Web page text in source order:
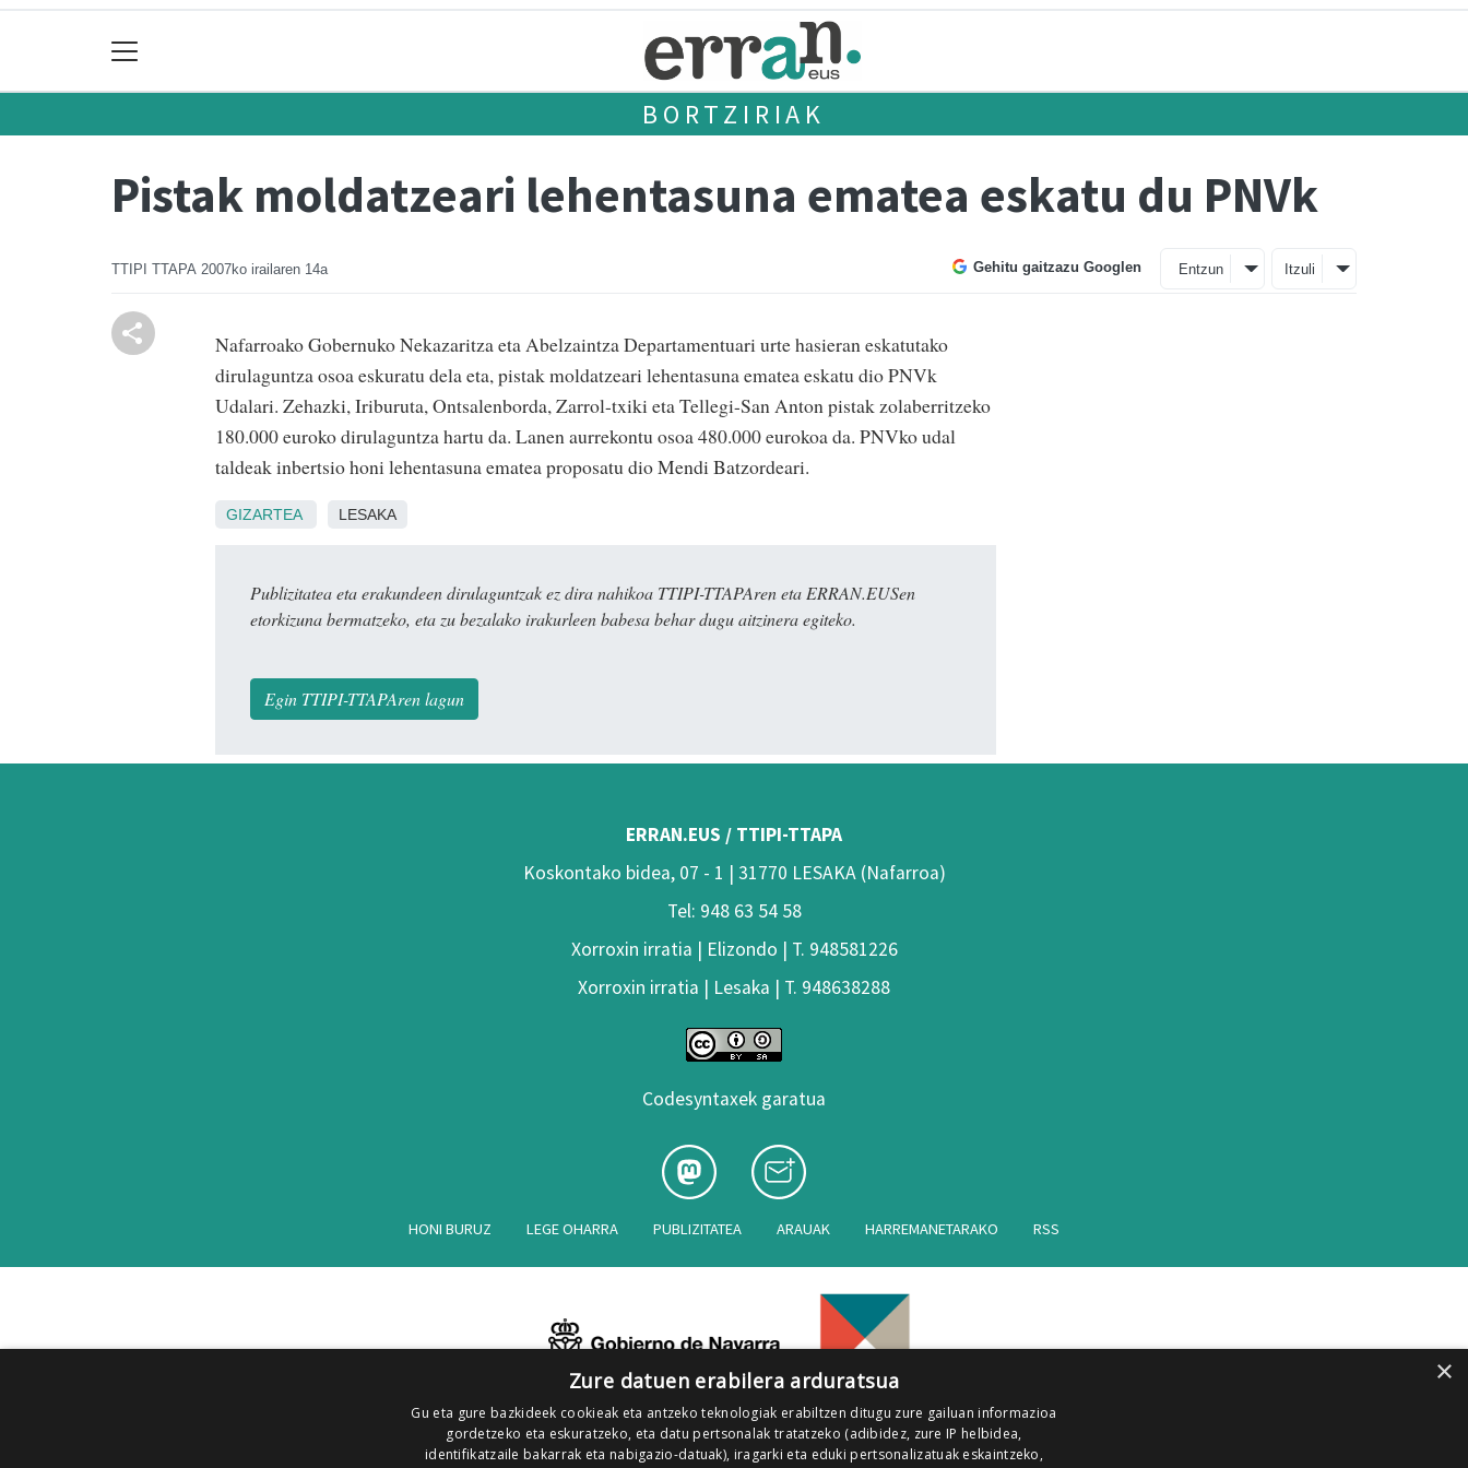
BORTZIRIAK
Pistak moldatzeari lehentasuna ematea eskatu du PNVk
TTIPI TTAPA 2007ko irailaren 14a Gehitu gaitzazu Googlen Entzun Itzuli
Nafarroako Gobernuko Nekazaritza eta Abelzaintza Departamentuari urte hasieran eskatutako
dirulaguntza osoa eskuratu dela eta, pistak moldatzeari lehentasuna ematea eskatu dio PNVk
Udalari. Zehazki, Iriburuta, Ontsalenborda, Zarrol-txiki eta Tellegi-San Anton pistak zolaberritzeko
180.000 euroko dirulaguntza hartu da. Lanen aurrekontu osoa 480.000 eurokoa da. PNVko udal
taldeak inbertsio honi lehentasuna ematea proposatu dio Mendi Batzordeari.
GIZARTEA LESAKA
Publizitatea eta erakundeen dirulaguntzak ez dira nahikoa TTIPI-TTAPAren eta ERRAN.EUSen
etorkizuna bermatzeko, eta zu bezalako irakurleen babesa behar dugu aitzinera egiteko.
Egin TTIPI-TTAPAren lagun
ERRAN.EUS / TTIPI-TTAPA
Koskontako bidea, 07 - 1 | 31770 LESAKA (Nafarroa)
Tel: 948 63 54 58
Xorroxin irratia | Elizondo | T. 948581226
Xorroxin irratia | Lesaka | T. 948638288
Codesyntaxek garatua
HONI BURUZ LEGE OHARRA PUBLIZITATEA ARAUAK HARREMANETARAKO RSS
×
Zure datuen erabilera arduratsua
Gu eta gure bazkideek cookieak eta antzeko teknologiak erabiltzen ditugu zure gailuan informazioa
gordetzeko eta eskuratzeko, eta datu pertsonalak tratatzeko (adibidez, zure IP helbidea,
identifikatzaile bakarrak eta nabigazio-datuak), iragarki eta eduki pertsonalizatuak eskaintzeko,